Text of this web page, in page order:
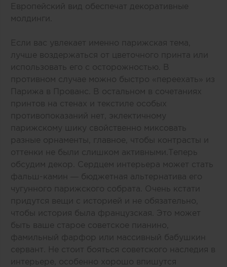
Европейский вид обеспечат декоративные
молдинги.
Если вас увлекает именно парижская тема,
лучше воздержаться от цветочного принта или
использовать его с осторожностью. В
противном случае можно быстро «переехать» из
Парижа в Прованс. В остальном в сочетаниях
принтов на стенах и текстиле особых
противопоказаний нет, эклектичному
парижскому шику свойственно миксовать
разные орнаменты, главное, чтобы контрасты и
оттенки не были слишком активными.Теперь
обсудим декор. Сердцем интерьера может стать
фальш-камин — бюджетная альтернатива его
чугунного парижского собрата. Очень кстати
придутся вещи с историей и не обязательно,
чтобы история была французская. Это может
быть ваше старое советское пианино,
фамильный фарфор или массивный бабушкин
сервант. Не стоит бояться советского наследия в
интерьере, особенно хорошо впишутся